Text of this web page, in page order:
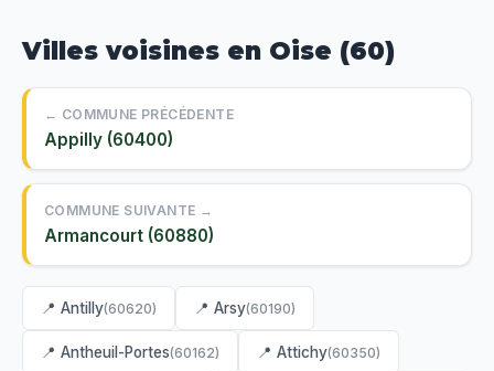
Villes voisines en Oise (60)
← COMMUNE PRÉCÉDENTE
Appilly (60400)
COMMUNE SUIVANTE →
Armancourt (60880)
📍 Antilly(60620) 📍 Arsy(60190)
📍 Antheuil-Portes(60162) 📍 Attichy(60350)